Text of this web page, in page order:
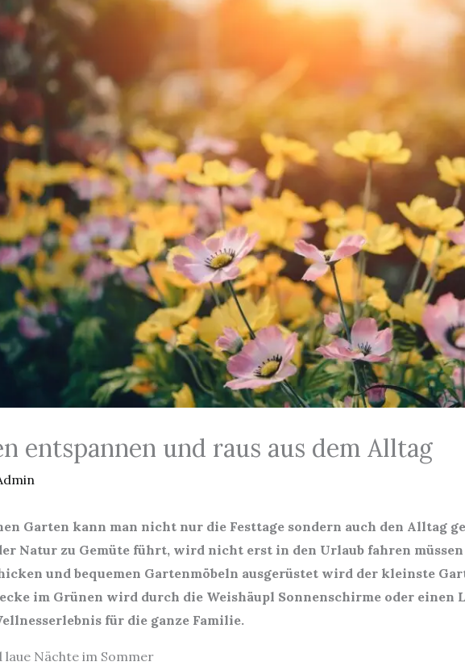
entspannen und raus aus dem Alltag
Garten kann man nicht nur die Festtage sondern auch den Alltag
Natur zu Gemüte führt, wird nicht erst in den Urlaub fahren
und bequemen Gartenmöbeln ausgerüstet wird der kleinste
im Grünen wird durch die Weishäupl Sonnenschirme oder einen
für die ganze Familie.
laue Nächte im Sommer